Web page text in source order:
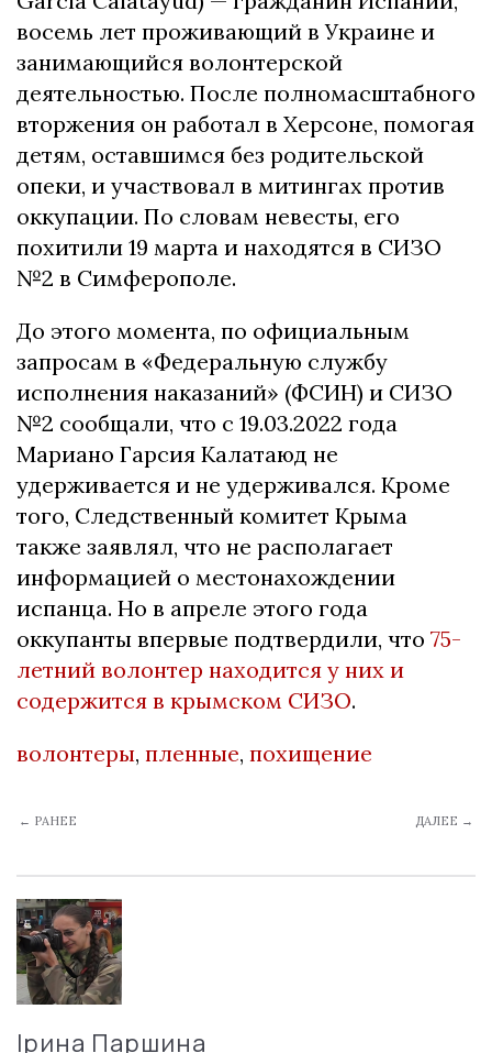
восемь лет проживающий в Украине и
занимающийся волонтерской
деятельностью. После полномасштабного
вторжения он работал в Херсоне, помогая
детям, оставшимся без родительской
опеки, и участвовал в митингах против
оккупации. По словам невесты, его
похитили 19 марта и находятся в СИЗО
№2 в Симферополе.
До этого момента, по официальным
запросам в «Федеральную службу
исполнения наказаний» (ФСИН) и СИЗО
№2 сообщали, что с 19.03.2022 года
Мариано Гарсия Калатаюд не
удерживается и не удерживался. Кроме
того, Следственный комитет Крыма
также заявлял, что не располагает
информацией о местонахождении
испанца. Но в апреле этого года
оккупанты впервые подтвердили, что 75-
летний волонтер находится у них и
содержится в крымском СИЗО.
волонтеры, пленные, похищение
← РАНЕЕ ДАЛЕЕ →
Ірина Паршина